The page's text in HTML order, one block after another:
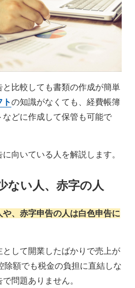
比較しても書類の作成が簡単
トの知識がなくても、経費帳簿
どに作成して保管も可能で
向いている人を解説します。
ない人、赤字の人
、赤字申告の人は白色申告に
して開業したばかりで売上が
除額でも税金の負担に直結しな
問題ありません。